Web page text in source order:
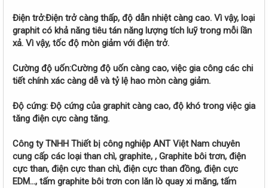
Điện trở:Điện trở càng thấp, độ dẫn nhiệt càng cao. Vì vậy, loại
graphit có khả năng tiêu tán năng lượng tích luỹ trong mỗi lần
xả. Vì vậy, tốc độ mòn giảm với điện trở.
Cường độ uốn:Cường độ uốn càng cao, việc gia công các chi
tiết chính xác càng dễ và tỷ lệ hao mòn càng giảm.
Độ cứng: Độ cứng của graphit càng cao, độ khó trong việc gia
tăng điện cực càng tăng.
Công ty TNHH Thiết bị công nghiệp ANT Việt Nam chuyên
cung cấp các loại than chì, graphite, , Graphite bôi trơn, điện
cực than, điện cực than chì, điện cực than đồng, điện cực
EDM…, tấm graphite bôi trơn con lăn lò quay xi măng, tấm